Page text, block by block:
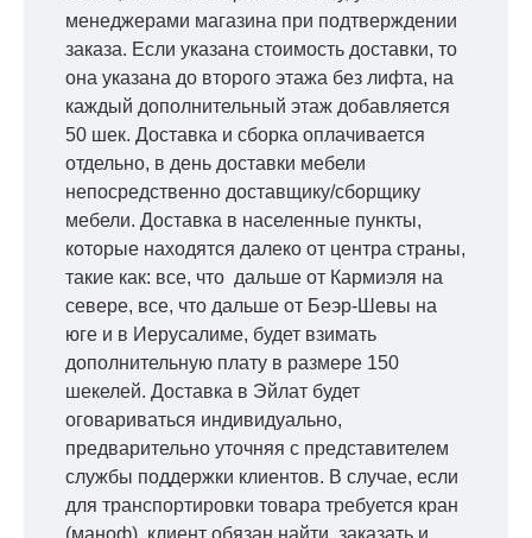
менеджерами магазина при подтверждении
заказа. Если указана стоимость доставки, то
она указана до второго этажа без лифта, на
каждый дополнительный этаж добавляется
50 шек. Доставка и сборка оплачивается
отдельно, в день доставки мебели
непосредственно доставщику/сборщику
мебели. Доставка в населенные пункты,
которые находятся далеко от центра страны,
такие как: все, что дальше от Кармиэля на
севере, все, что дальше от Беэр-Шевы на
юге и в Иерусалиме, будет взимать
дополнительную плату в размере 150
шекелей. Доставка в Эйлат будет
оговариваться индивидуально,
предварительно уточняя с представителем
службы поддержки клиентов. В случае, если
для транспортировки товара требуется кран
(маноф), клиент обязан найти, заказать и